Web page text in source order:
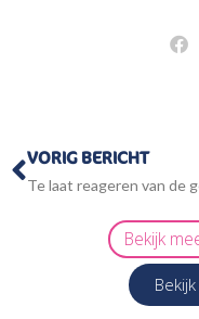
Vorige
VORIG BERICHT
Bekijk